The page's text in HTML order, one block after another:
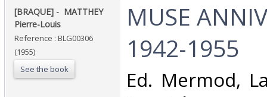
‎[BRAQUE] - ‎ ‎MATTHEY
Pierre-Louis‎
Reference : BLG00306
(1955)
See the book
‎MUSE
1942-1955‎
‎Ed. Mermod,